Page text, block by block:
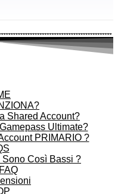
Shared Account?
Ultimate?
PRIMARIO ?
Sono Così Bassi ?
FAQ